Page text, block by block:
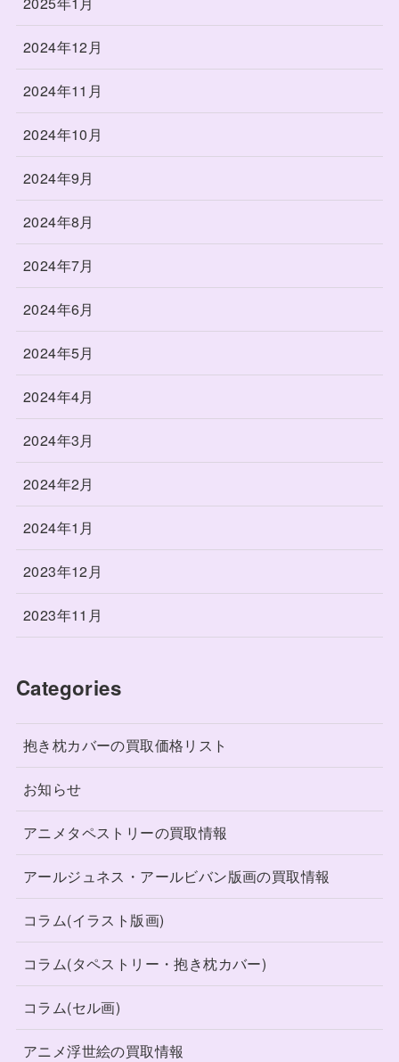
2024年12月
2024年11月
2024年10月
2024年9月
2024年8月
2024年7月
2024年6月
2024年5月
2024年4月
2024年3月
2024年2月
2024年1月
2023年12月
2023年11月
Categories
抱き枕カバーの買取価格リスト
お知らせ
アニメタペストリーの買取情報
アールジュネス・アールビバン版画の買取情報
コラム(イラスト版画)
コラム(タペストリー・抱き枕カバー)
コラム(セル画)
アニメ浮世絵の買取情報